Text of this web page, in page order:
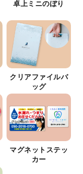
卓上ミニのぼり
クリアファイルバ
ッグ
マグネットステッ
カー